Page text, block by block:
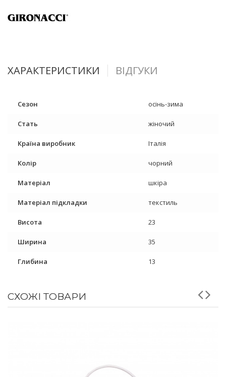
ХАРАКТЕРИСТИКИ ВІДГУКИ
Сезон осінь-зима
Стать жіночий
Країна виробник Італія
Колір чорний
Матеріал шкіра
Матеріал підкладки текстиль
Висота 23
Ширина 35
Глибина 13
СХОЖІ ТОВАРИ